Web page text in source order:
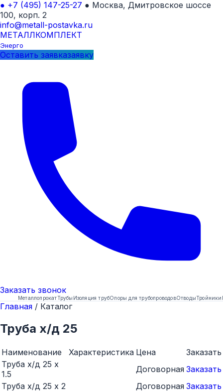
● +7 (495) 147-25-27 ● Москва, Дмитровское шоссе
100, корп. 2
info@metall-postavka.ru
МЕТАЛЛКОМПЛЕКТ
Энерго
Оставить заявказаявку
Заказать звонок
МеталлопрокатТрубы Изоляция трубОпоры для трубопроводовОтводыТройники
Главная / Каталог
Труба х/д 25
Наименование Характеристика Цена
Заказать
Труба х/д 25 x
1.5
Договорная Заказать
Труба х/д 25 x 2
Договорная Заказать